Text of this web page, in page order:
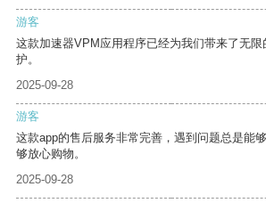
游客
这款加速器VPM应用程序已经为我们带来了无
护。
2025-09-28
游客
这款app的售后服务非常完善，遇到问题总是能
够放心购物。
2025-09-28